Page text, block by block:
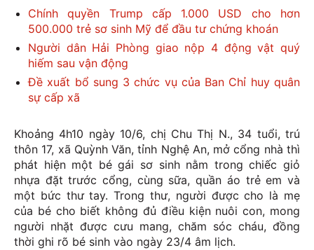
Chính quyền Trump cấp 1.000 USD cho hơn
500.000 trẻ sơ sinh Mỹ để đầu tư chứng khoán
Người dân Hải Phòng giao nộp 4 động vật quý
hiếm sau vận động
Đề xuất bổ sung 3 chức vụ của Ban Chỉ huy quân
sự cấp xã
Khoảng 4h10 ngày 10/6, chị Chu Thị N., 34 tuổi, trú
thôn 17, xã Quỳnh Văn, tỉnh Nghệ An, mở cổng nhà thì
phát hiện một bé gái sơ sinh nằm trong chiếc giỏ
nhựa đặt trước cổng, cùng sữa, quần áo trẻ em và
một bức thư tay. Trong thư, người được cho là mẹ
của bé cho biết không đủ điều kiện nuôi con, mong
người nhặt được cưu mang, chăm sóc cháu, đồng
thời ghi rõ bé sinh vào ngày 23/4 âm lịch.